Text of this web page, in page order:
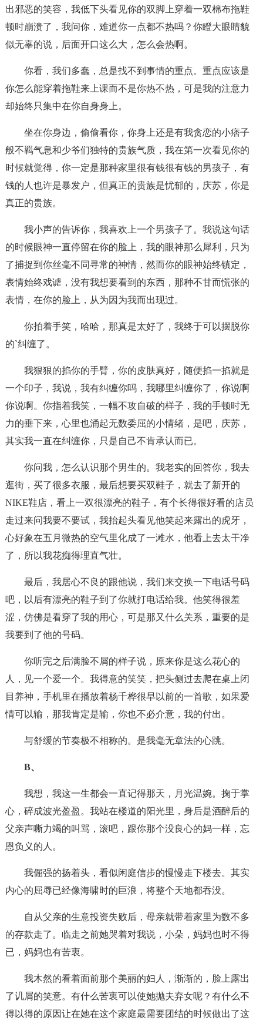
出邪恶的笑容，我低下头看见你的双脚上穿着一双棉布拖鞋
顿时崩溃了，我问你，难道你一点都不热吗？你瞪大眼睛貌
似无辜的说，后面开口这么大，怎么会热啊。
你看，我们多蠢，总是找不到事情的重点。重点应该是
你怎么能穿着拖鞋来上课而不是你热不热，可是我的注意力
却始终只集中在你自身身上。
坐在你身边，偷偷看你，你身上还是有我贪恋的小痞子
般不羁气息和少爷们独特的贵族气质，我在第一次看见你的
时候就觉得，你一定是那种家里很有钱很有钱的男孩子，有
钱的人也许是暴发户，但真正的贵族是忧郁的，庆苏，你是
真正的贵族。
我小声的告诉你，我喜欢上一个男孩子了。我说这句话
的时候眼神一直停留在你的脸上，我的眼神那么犀利，只为
了捕捉到你丝毫不同寻常的神情，然而你的眼神始终镇定，
表情始终戏谑，没有我想要看到的东西，那种不甘而慌张的
表情，在你的脸上，从为因为我而出现过。
你拍着手笑，哈哈，那真是太好了，我终于可以摆脱你
的`纠缠了。
我狠狠的掐你的手臂，你的皮肤真好，随便掐一掐就是
一个印子，我说，我有纠缠你吗，我哪里纠缠你了，你说啊
你说啊。你指着我笑，一幅不攻自破的样子，我的手顿时无
力的垂下来，心里也涌起无数委屈的小情绪，是吧，庆苏，
其实我一直在纠缠你，只是自己不肯承认而已。
你问我，怎么认识那个男生的。我老实的回答你，我去
逛街，买了很多衣服，最后想要买双鞋子，就去了新开的
NIKE鞋店，看上一双很漂亮的鞋子，有个长得很好看的店员
走过来问我要不要试，我抬起头看见他笑起来露出的虎牙，
心好象在五月微热的空气里化成了一滩水，他看上去太干净
了，所以我花痴得理直气壮。
最后，我居心不良的跟他说，我们来交换一下电话号码
吧，以后有漂亮的鞋子到了你就打电话给我。他笑得很羞
涩，仿佛是看穿了我的用心，可是那又什么关系，重要的是
我要到了他的号码。
你听完之后满脸不屑的样子说，原来你是这么花心的
人，见一个爱一个。我得意的笑笑，把头侧过去爬在桌上闭
目养神，手机里在播放着杨千桦很早以前的一首歌，如果爱
情可以输，那我肯定是输，你也不必介意，我的付出。
与舒缓的节奏极不相称的。是我毫无章法的心跳。
B、
我想，我这一生都会一直记得那天，月光温婉。掬于掌
心，碎成波光盈盈。我站在楼道的阳光里，身后是酒醉后的
父亲声嘶力竭的叫骂，滚吧，跟你那个没良心的妈一样，忘
恩负义的人。
我倔强的扬着头，看似闲庭信步的慢慢走下楼去。其实
内心的屈辱已经像海啸时的巨浪，将整个天地都吞没。
自从父亲的生意投资失败后，母亲就带着家里为数不多
的存款走了。临走之前她哭着对我说，小朵，妈妈也时不得
已，妈妈也有苦衷。
我木然的看着面前那个美丽的妇人，渐渐的，脸上露出
了讥屑的笑意。有什么苦衷可以使她抛夫弃女呢？有什么不
得以得的原因让在她在这个家庭最需要团结的时候做出了这